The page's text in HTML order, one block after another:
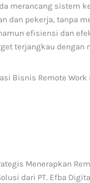
merancang sistem
dan pekerja, tanpa
efisiensi dan
terjangkau dengan
Menerapkan
dari PT. Efba